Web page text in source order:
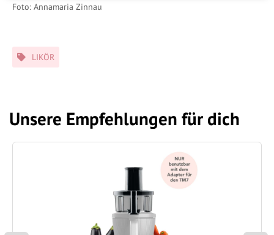
Foto: Annamaria Zinnau
Schlagwörter
LIKÖR
Unsere Empfehlungen für dich